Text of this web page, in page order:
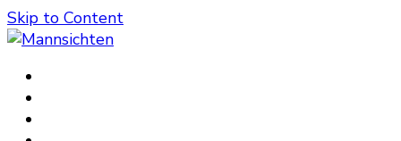
Skip to Content
Mannsichten
Was Männer wollen. Was Männer denken.